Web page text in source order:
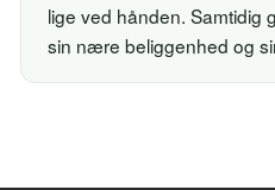
lige ved hånden. Samtidig
sin nære beliggenhed og